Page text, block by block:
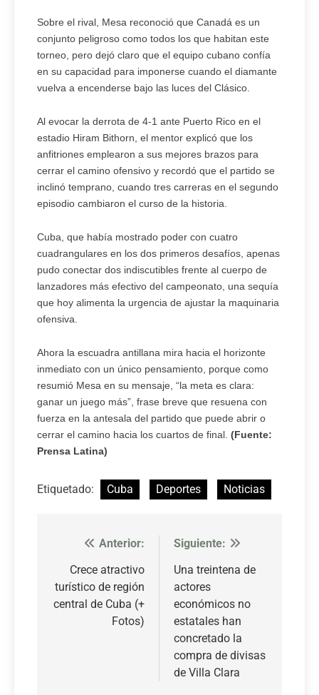
Sobre el rival, Mesa reconoció que Canadá es un
conjunto peligroso como todos los que habitan este
torneo, pero dejó claro que el equipo cubano confía
en su capacidad para imponerse cuando el diamante
vuelva a encenderse bajo las luces del Clásico.
Al evocar la derrota de 4-1 ante Puerto Rico en el
estadio Hiram Bithorn, el mentor explicó que los
anfitriones emplearon a sus mejores brazos para
cerrar el camino ofensivo y recordó que el partido se
inclinó temprano, cuando tres carreras en el segundo
episodio cambiaron el curso de la historia.
Cuba, que había mostrado poder con cuatro
cuadrangulares en los dos primeros desafíos, apenas
pudo conectar dos indiscutibles frente al cuerpo de
lanzadores más efectivo del campeonato, una sequía
que hoy alimenta la urgencia de ajustar la maquinaria
ofensiva.
Ahora la escuadra antillana mira hacia el horizonte
inmediato con un único pensamiento, porque como
resumió Mesa en su mensaje, “la meta es clara:
ganar un juego más”, frase breve que resuena con
fuerza en la antesala del partido que puede abrir o
cerrar el camino hacia los cuartos de final. (Fuente:
Prensa Latina)
Etiquetado: Cuba Deportes Noticias
Navegación
entradas
Anterior:
Crece atractivo
turístico de región
central de Cuba (+
Fotos)
Siguiente:
Una treintena de
actores
económicos no
estatales han
concretado la
compra de divisas
de Villa Clara